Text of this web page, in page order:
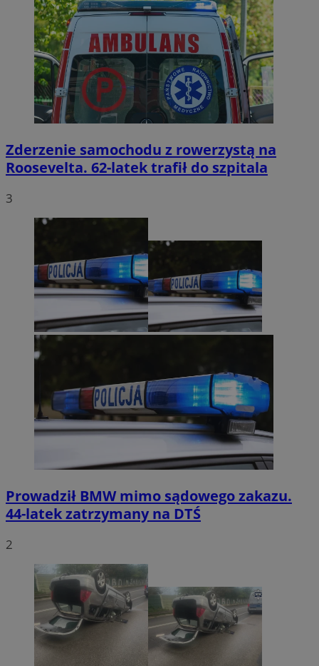
Zderzenie samochodu z rowerzystą na
Roosevelta. 62-latek trafił do szpitala
3
Prowadził BMW mimo sądowego zakazu.
44-latek zatrzymany na DTŚ
2